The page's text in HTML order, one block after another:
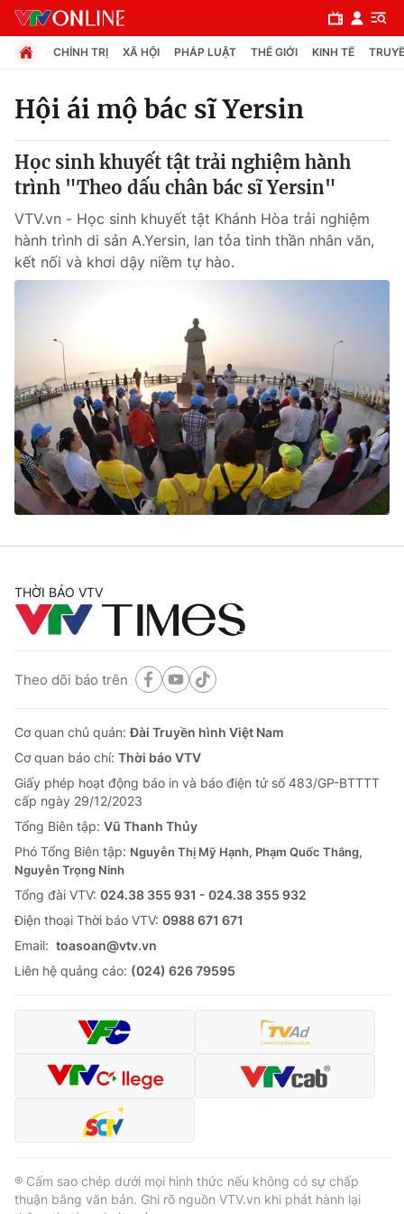
Chuyên mục
Chính trị
Xã hội
Pháp luật
Thế giới
Tin tức
Thế giới đó đây
Câu chuyện quốc tế
Kinh tế
Tài chính
Thị trường
Góc doanh nghiệp
Dữ liệu và đời sống
Truyền hình
Phim VTV
Hậu trường
Giải sao mai
Giải trí
Điện ảnh
Âm nhạc
Du lịch
Làm đẹp
Chất lượng cuộc sống
Tuyển sinh
Học trực tuyến
Công nghệ
Hitech Công nghệ tương lai
Sản phẩm
Thị trường
Tư vấn
Giao lưu trực tuyến
Lịch phát sóng
Chuyên mục khác
Emagazine Podcast
Video Shorts video
VTV Money
VTV Sức khoẻ Bất động sản
CHÍNH TRỊ XÃ HỘI PHÁP LUẬT THẾ GIỚI KINH TẾ
Hội ái mộ bác sĩ Yersin
Học sinh khuyết tật trải nghiệm hành
trình "Theo dấu chân bác sĩ Yersin"
VTV.vn - Học sinh khuyết tật Khánh Hòa trải nghiệm
hành trình di sản A.Yersin, lan tỏa tinh thần nhân văn,
kết nối và khơi dậy niềm tự hào.
THỜI BÁO VTV
Theo dõi báo trên
Cơ quan chủ quản:Đài Truyền hình Việt Nam
Cơ quan báo chí: Thời báo VTV
Giấy phép hoạt động báo in và báo điện tử số 483/GP-BTTTT
cấp ngày 29/12/2023
Tổng Biên tập: Vũ Thanh Thủy
Phó Tổng Biên tập: Nguyễn Thị Mỹ Hạnh, Phạm Quốc Thắng,
Nguyễn Trọng Ninh
Tổng đài VTV: 024.38 355 931 - 024.38 355 932
Ðiện thoại Thời báo VTV: 0988 671 671
Email: toasoan@vtv.vn
Liên hệ quảng cáo: (024) 626 79595
® Cấm sao chép dưới mọi hình thức nếu không có sự chấp
thuận bằng văn bản. Ghi rõ nguồn VTV.vn khi phát hành lại